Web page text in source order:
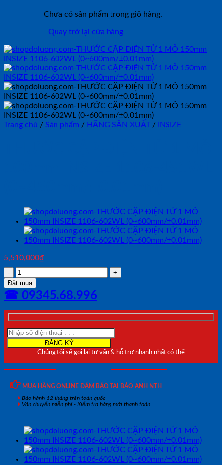
Chưa có sản phẩm trong giỏ hàng.
Quay trở lại cửa hàng
Trang chủ / Sản phẩm / HÃNG SẢN XUẤT / INSIZE
5,510,000₫
THƯỚC
CẶP
ĐIỆN
TỬ
1
MỎ
100mm
INSIZE
1106-
451WL
số
lượng
Đặt mua
☎ 09345.68.996
Chúng tôi sẽ gọi lại tư vấn & hỗ trợ nhanh nhất có thể
MUA HÀNG ONLINE ĐẢM BẢO TẠI BẢO ANH NTH
Bảo hành 12 tháng trên toàn quốc
Vận chuyển miễn phí - Kiểm tra hàng mới thanh toán